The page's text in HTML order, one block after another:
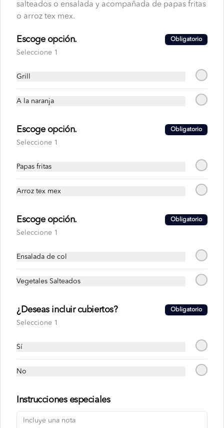
Tex Mex Lasagna
pollo o mixto, queso y salsa tex mex,
acompañada de arroz y ensalada.
vegetales salteados o ensalada y
acompañada de papas fritas o arroz tex
mex.
Política de privacidad
Facebook
Mi cuenta
salteados o ensalada y acompañada de papas fritas
o arroz tex mex.
Escoge opción. Obligatorio
Seleccione 1
Grill
A la naranja
Escoge opción. Obligatorio
Seleccione 1
Papas fritas
Arroz tex mex
Escoge opción. Obligatorio
Seleccione 1
Ensalada de col
Vegetales Salteados
¿Deseas incluir cubiertos? Obligatorio
Seleccione 1
Sí
No
Instrucciones especiales